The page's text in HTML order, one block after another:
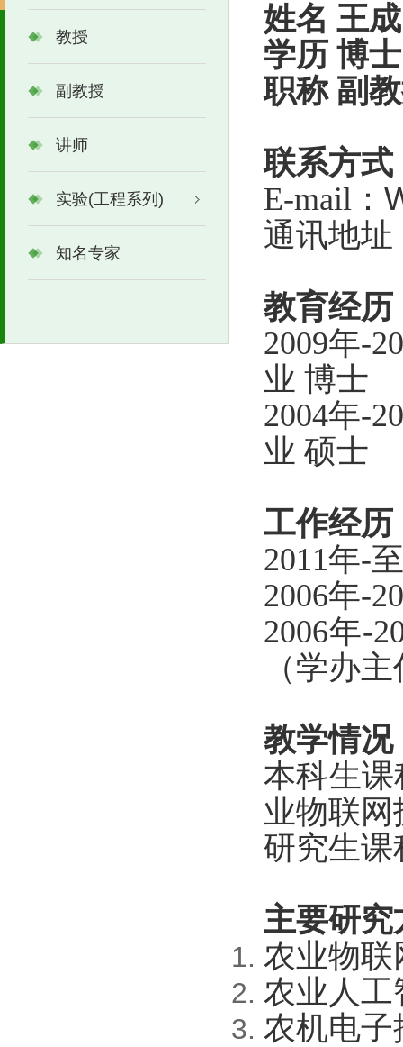
教授
副教授
讲师
实验(工程系列)
知名专家
姓名 王成
学历 博士
职称 副
联系方式
E-mail：
通讯地
教育经历
2009年-
业 博士
2004年-
业 硕士
工作经历
2011年-
2006年-
2006年-
（学办
教学情况
本科生
业物联
研究生课
主要研究
农业物联
农业人工
农机电子